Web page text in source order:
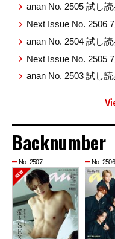
anan No. 2505 試し
Next Issue No. 2506
anan No. 2504 試し
Next Issue No. 2505
anan No. 2503 試し
Backnumber
No. 2507 No. 2506